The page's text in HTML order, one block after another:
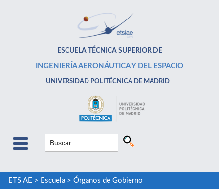
ESCUELA TÉCNICA SUPERIOR DE
INGENIERÍA AERONÁUTICA Y DEL ESPACIO
UNIVERSIDAD POLITÉCNICA DE MADRID
ETSIAE > Escuela> Órganos de Gobierno